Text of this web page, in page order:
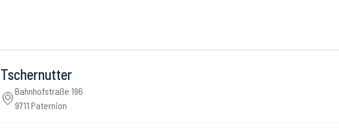
Tschernutter
Bahnhofstraße 196
9711 Paternion